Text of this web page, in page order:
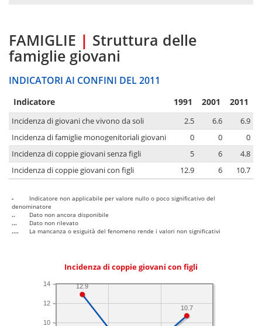
FAMIGLIE | Struttura delle
famiglie giovani
INDICATORI AI CONFINI DEL 2011
Indicatore 1991 2001 2011
Incidenza di giovani che vivono da soli 2.5 6.6
6.9
Incidenza di famiglie monogenitoriali giovani
0 0
0
Incidenza di coppie giovani senza figli
5 6
4.8
Incidenza di coppie giovani con figli
12.9 6 10.7
-
Indicatore non applicabile per valore nullo o poco significativo del
denominatore
..
Dato non ancora disponibile
...
Dato non rilevato
....
La mancanza o esiguità del fenomeno rende i valori non significativi
Incidenza di coppie giovani con figli
10
12
14
10.7
12.9